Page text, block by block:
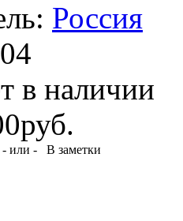
Россия
в наличии
- или -
В заметки